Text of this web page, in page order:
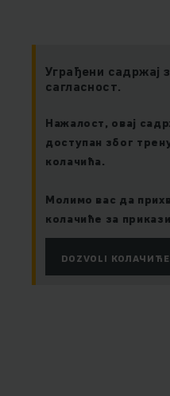
Уграђени садржај
сагласност.
Нажалост, овај
доступан због
колачића.
Молимо вас да
колачиће за
DOZVOLI КОЛАЧИЋЕ